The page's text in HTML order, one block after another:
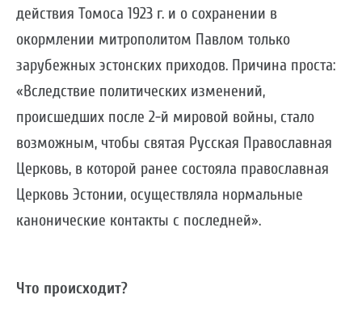
действия Томоса 1923 г. и о сохранении в
окормлении митрополитом Павлом только
зарубежных эстонских приходов. Причина проста:
«Вследствие политических изменений,
происшедших после 2-й мировой войны, стало
возможным, чтобы святая Русская Православная
Церковь, в которой ранее состояла православная
Церковь Эстонии, осуществляла нормальные
канонические контакты с последней».
Что происходит?